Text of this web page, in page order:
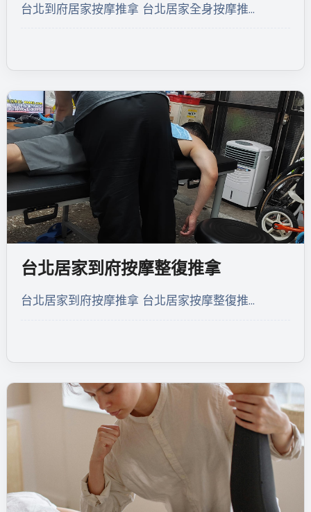
台北到府居家按摩推拿 台北居家全身按摩推…
台北居家到府按摩整復推拿
台北居家到府按摩推拿 台北居家按摩整復推…